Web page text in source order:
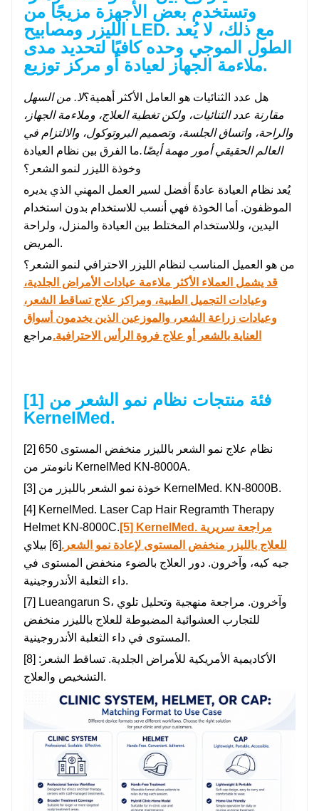
وتستخدم بعض الأجهزة مزيجًا من
الليزر ومصابيح LED. مع ذلك، لا يُعد
الطول الموجي وحده كافيًا لتحديد مدى
ملاءمة الجهاز لعيادة أو مركز توزيع.
هل عدد الثنائيات هو العامل الأكثر أهمية؟لا. من السهل
مقارنة عدد الثنائيات، ولكن تغطية العلاج، وملاءمة الجهاز،
والراحة، واتساق الجلسة، وتصميم البروتوكول، والالتزام في
العالم الحقيقي أمور مهمة أيضًا.ما الفرق بين نظام العيادة
وخوذة الليزر لنمو الشعر؟
يُعد نظام العيادة عادةً أفضل لسير العمل المهني الذي يديره
الموظفون. أما الخوذة فهي أنسب للاستخدام بدون استخدام
اليدين، وللاستخدام المختلط بين العيادة والمنزل، ولراحة
المريض.
من هو العميل المناسب لنظام الليزر الاحترافي لنمو الشعر؟
قد يشمل العملاء الأكثر ملاءمة عيادات الأمراض الجلدية،
وعيادات التجميل الطبية، ومراكز علاج تساقط الشعر،
وعيادات زراعة الشعر، والموزعين الذين يخدمون أسواق
العناية بالشعر أو علاج فروة الرأس الاحترافية.مراجع
[1] فئة منتجات نظام نمو الشعر من
KernelMed.
[2] نظام علاج نمو الشعر بالليزر منخفض المستوى 650
نانومتر من KernelMed KN-8000A.
[3] خوذة نمو الشعر بالليزر من KernelMed. KN-8000B.
[4] KernelMed. Laser Cap Hair Regramth Therapy
Helmet KN-8000C. [5] KernelMed. مراجعة سريرية
للعلاج بالليزر منخفض المستوى لإعادة نمو الشعر.
[6] بيلاي
جيه كيه، وآخرون. دور العلاج بالضوء منخفض المستوى في
داء الثعلبة الأندروجينية.
[7] Lueangarun S، وآخرون. مراجعة منهجية وتحليل تلوي
للتجارب العشوائية المضبوطة للعلاج بالليزر منخفض
المستوى في داء الثعلبة الأندروجينية.
[8] الأكاديمية الأمريكية للأمراض الجلدية. تساقط الشعر:
التشخيص والعلاج.